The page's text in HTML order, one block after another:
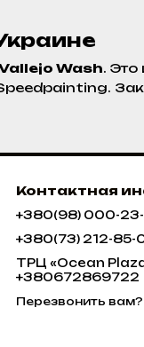
Wash.
Контактная
+380(98) 000-
+380(73) 212-85-
ТРЦ «Ocean
+380672869722
Перезвонить вам?